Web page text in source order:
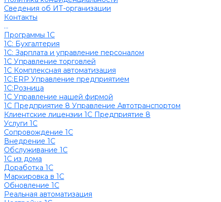
Сведения об ИТ-организации
Контакты
...
Программы 1С
1C: Бухгалтерия
1С: Зарплата и управление персоналом
1С Управление торговлей
1С Комплексная автоматизация
1С:ERP Управление предприятием
1С:Розница
1С Управление нашей фирмой
1С Предприятие 8 Управление Автотранспортом
Клиентские лицензии 1С Предприятие 8
Услуги 1С
Сопровождение 1С
Внедрение 1С
Обслуживание 1С
1С из дома
Доработка 1С
Маркировка в 1С
Обновление 1С
Реальная автоматизация